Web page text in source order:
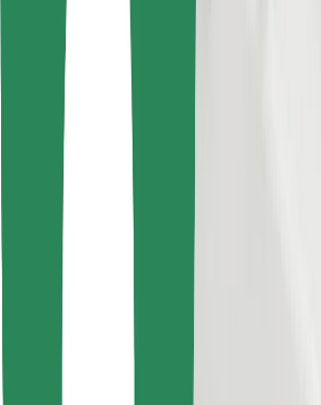
Download Bolt Food-appen